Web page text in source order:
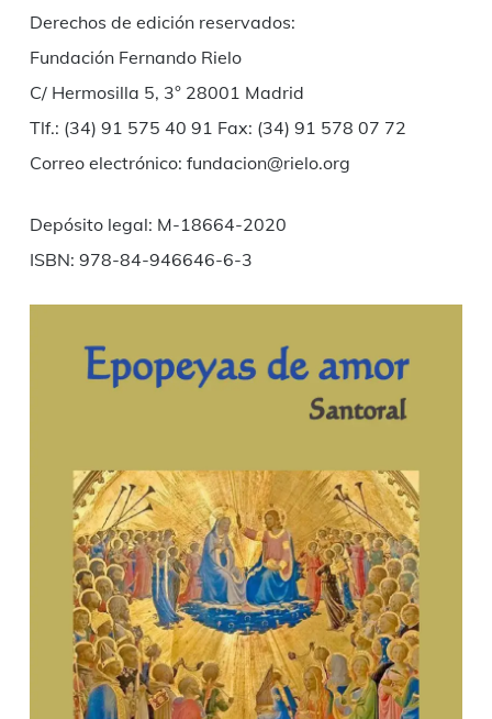
Derechos de edición reservados:
Fundación Fernando Rielo
C/ Hermosilla 5, 3° 28001 Madrid
Tlf.: (34) 91 575 40 91 Fax: (34) 91 578 07 72
Correo electrónico: fundacion@rielo.org
Depósito legal: M-18664-2020
ISBN: 978-84-946646-6-3